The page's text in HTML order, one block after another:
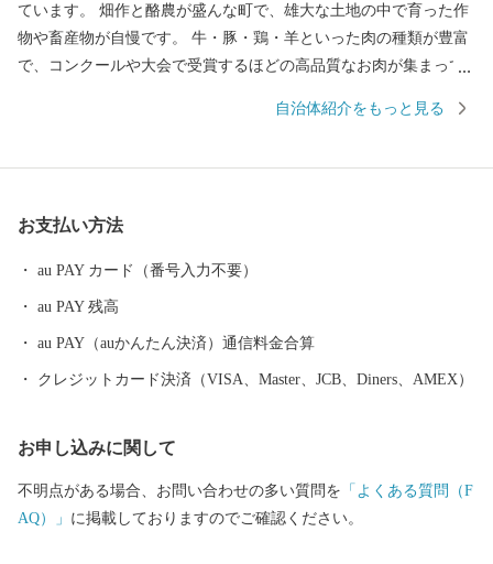
ています。 畑作と酪農が盛んな町で、雄大な土地の中で育った作
物や畜産物が自慢です。 牛・豚・鶏・羊といった肉の種類が豊富
で、コンクールや大会で受賞するほどの高品質なお肉が集まって
乳・チーズ・アイスといった乳製品も魅力の町で、まさに「食の
山展望台からの眺めは十勝平野ならではの開放的で美しい景色を
ちであり、町内には当時の史跡が数多く残されています。 北海道
の主要都市からのアクセスも良く、車、ＪＲ、飛行機といった交
通の便も優れているため、自然が豊かでありながら、利便性の高
ちを築く とかち清水～想いをミライに繋ぐまち～』を実現する
自治体紹介をもっと見る
お支払い方法
au PAY カード（番号入力不要）
au PAY 残高
au PAY（auかんたん決済）通信料金合算
クレジットカード決済（VISA、Master、JCB、Diners、AMEX）
お申し込みに関して
不明点がある場合、お問い合わせの多い質問を 「よくある質問（F
AQ）」 に掲載しておりますのでご確認ください。